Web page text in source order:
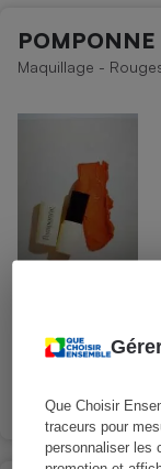
Que Choisir
traceurs pour
personnaliser les
Maquillage -